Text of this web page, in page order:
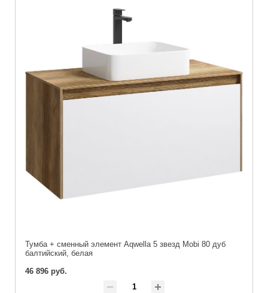
Тумба + сменный элемент Aqwella 5 звезд Mobi 80 дуб
балтийский, белая
46 896 руб.